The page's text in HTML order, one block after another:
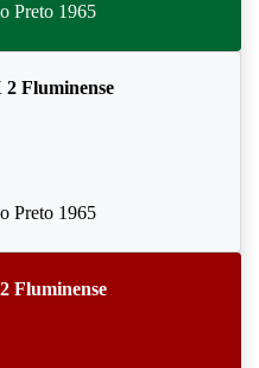
Preto 1965
Fluminense
Preto 1965
Fluminense